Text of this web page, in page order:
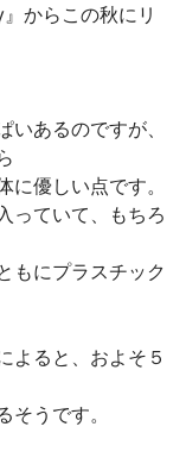
からこの秋にリ
あるのですが、
に優しい点です。
っていて、もちろ
もにプラスチック
よると、およそ５
うです。